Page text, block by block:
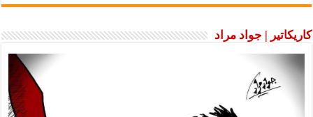
كاريكاتير | جواد مراد